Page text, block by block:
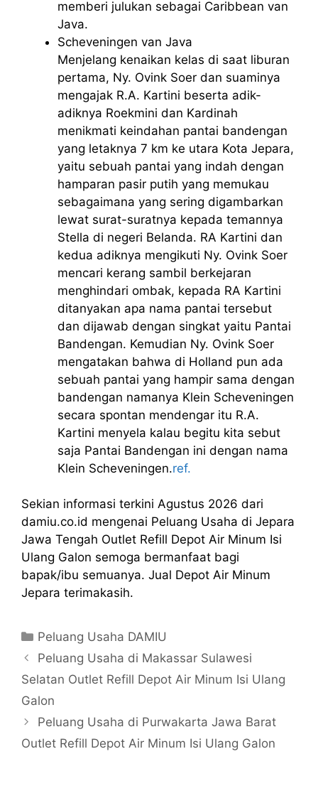
memberi julukan sebagai Caribbean van
Java.
Scheveningen van Java
Menjelang kenaikan kelas di saat liburan
pertama, Ny. Ovink Soer dan suaminya
mengajak R.A. Kartini beserta adik-
adiknya Roekmini dan Kardinah
menikmati keindahan pantai bandengan
yang letaknya 7 km ke utara Kota Jepara,
yaitu sebuah pantai yang indah dengan
hamparan pasir putih yang memukau
sebagaimana yang sering digambarkan
lewat surat-suratnya kepada temannya
Stella di negeri Belanda. RA Kartini dan
kedua adiknya mengikuti Ny. Ovink Soer
mencari kerang sambil berkejaran
menghindari ombak, kepada RA Kartini
ditanyakan apa nama pantai tersebut
dan dijawab dengan singkat yaitu Pantai
Bandengan. Kemudian Ny. Ovink Soer
mengatakan bahwa di Holland pun ada
sebuah pantai yang hampir sama dengan
bandengan namanya Klein Scheveningen
secara spontan mendengar itu R.A.
Kartini menyela kalau begitu kita sebut
saja Pantai Bandengan ini dengan nama
Klein Scheveningen.ref.
Sekian informasi terkini Agustus 2026 dari
damiu.co.id mengenai Peluang Usaha di Jepara
Jawa Tengah Outlet Refill Depot Air Minum Isi
Ulang Galon semoga bermanfaat bagi
bapak/ibu semuanya. Jual Depot Air Minum
Jepara terimakasih.
Kategori
Peluang Usaha DAMIU
Peluang Usaha di Makassar Sulawesi
Selatan Outlet Refill Depot Air Minum Isi Ulang
Galon
Peluang Usaha di Purwakarta Jawa Barat
Outlet Refill Depot Air Minum Isi Ulang Galon